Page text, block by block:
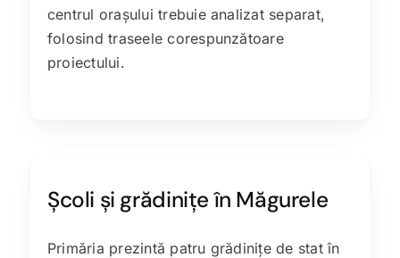
centrul orașului trebuie analizat separat,
folosind traseele corespunzătoare
proiectului.
Școli și grădinițe în Măgurele
Primăria prezintă patru grădinițe de stat în